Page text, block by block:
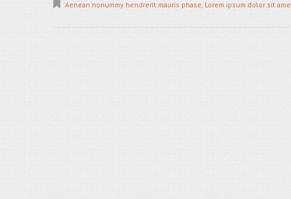
Aenean nonummy hendrerit mauris phase Lorem ipsum dolor sit